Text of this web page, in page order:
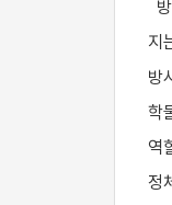
지
방
학
역
정